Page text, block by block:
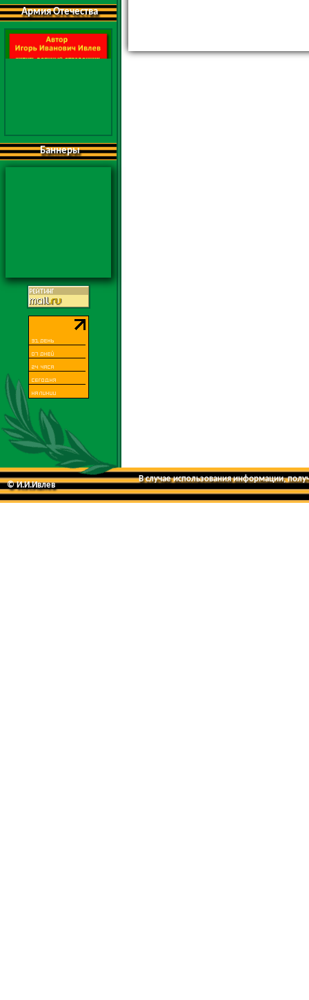
Армия Отечества
Баннеры
© И.И.Ивлев
В случае использования информации,